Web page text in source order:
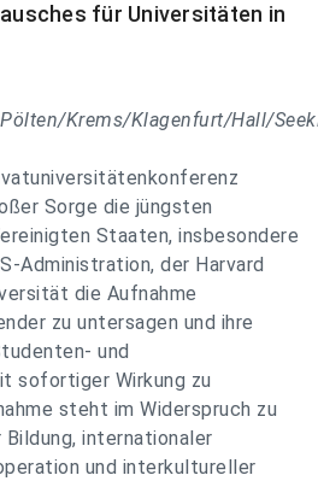
für Universitäten in
Krems/Klagenfurt/Hall/
Sorge die jüngsten
Staaten, insbesondere
Administration, der Harvard
die Aufnahme
zu untersagen und ihre
und
sofortiger Wirkung zu
steht im Widerspruch zu
internationaler
und interkultureller